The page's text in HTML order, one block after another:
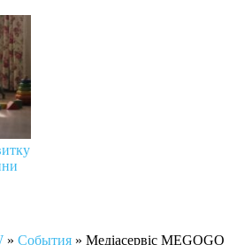
» События » Медіасервіс MEGOGO